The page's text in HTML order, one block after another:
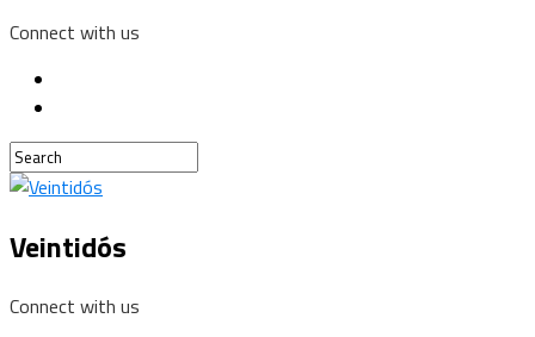
Connect with us
Veintidós
Connect with us